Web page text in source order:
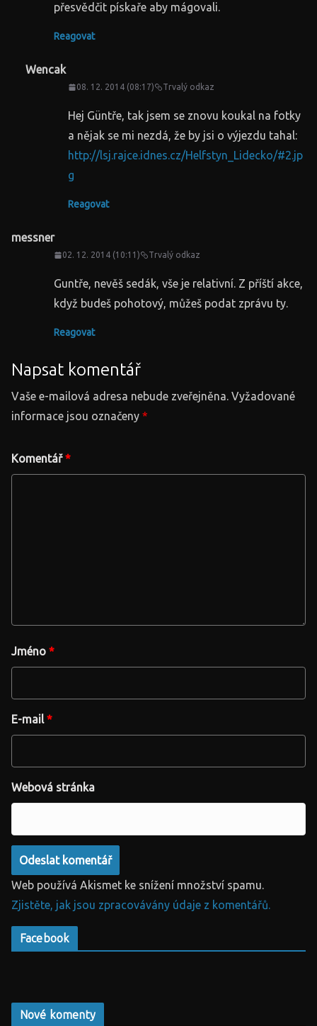
přesvědčit pískaře aby mágovali.
Reagovat
Wencak
08. 12. 2014 (08:17) Trvalý odkaz
Hej Güntře, tak jsem se znovu koukal na fotky
a nějak se mi nezdá, že by jsi o výjezdu tahal:
http://lsj.rajce.idnes.cz/Helfstyn_Lidecko/#2.jp
g
Reagovat
messner
02. 12. 2014 (10:11) Trvalý odkaz
Guntře, nevěš sedák, vše je relativní. Z příští akce,
když budeš pohotový, můžeš podat zprávu ty.
Reagovat
Napsat komentář
Vaše e-mailová adresa nebude zveřejněna. Vyžadované
informace jsou označeny *
Komentář*
Jméno *
E-mail*
Webová stránka
Web používá Akismet ke snížení množství spamu.
Zjistěte, jak jsou zpracovávány údaje z komentářů.
Facebook
Nové komenty